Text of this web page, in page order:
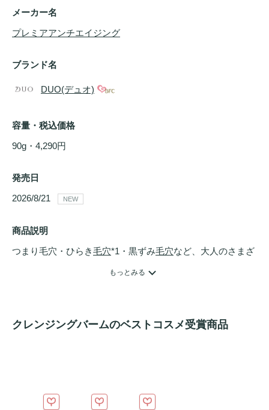
メーカー名
プレミアアンチエイジング
ブランド名
DUO(デュオ)
容量・税込価格
90g・4,290円
発売日
2026/8/21
NEW
商品説明
つまり毛穴・ひらき毛穴*1・黒ずみ毛穴など、大人のさまざ
まずは15日間、上層ブラックバームで角栓オフ。次の15日間
■1st STEP（DAY 1～15）
もっとみる
クレンジングバームのベストコスメ受賞商品